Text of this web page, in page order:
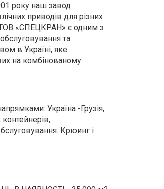
року наш завод
приводів для різних
ТОВ «СПЕЦКРАН» є одним з
та
в Україні, яке
на комбінованому
Україна -Грузія,
Крюинг і